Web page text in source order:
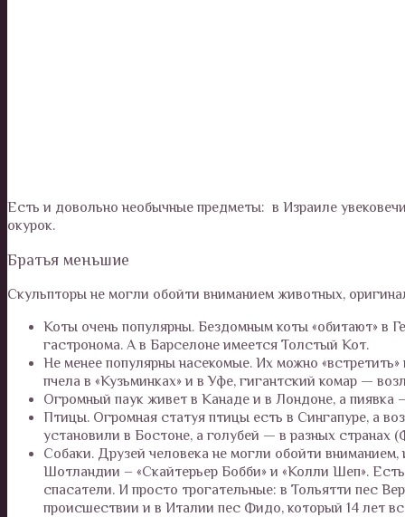
Есть и довольно необычные предметы: в Израиле
окурок.
Братья меньшие
Скульпторы не могли обойти вниманием животных,
Коты очень популярны. Бездомным коты «обитают» в
гастронома. А в Барселоне имеется Толстый Кот.
Не менее популярны насекомые. Их можно
пчела в «Кузьминках» и в Уфе, гигантский комар —
Огромный паук живет в Канаде и в Лондоне, а
Птицы. Огромная статуя птицы есть в Сингапуре, а
установили в Бостоне, а голубей — в разных
Собаки. Друзей человека не могли обойти
Шотландии – «Скайтерьер Бобби» и «Колли Шеп».
спасатели. И просто трогательные: в Тольятти пес
происшествии и в Италии пес Фидо, который 14 лет